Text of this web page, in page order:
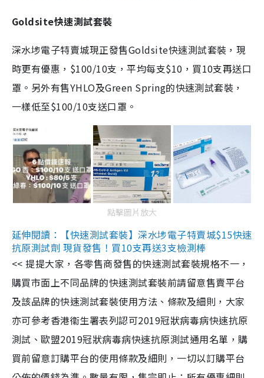
Goldsite快速測試套裝
深水埗電子特賣城現正發售Goldsite快速測試套裝，現
時更有優惠，$100/10支，平均每支$10，買10支再送口
罩。另外有售YHLO及Green Spring的快速測試套裝，
一樣低至$100/10支送口罩。
點擊圖片放大
延伸閱讀：【快速測試套裝】深水埗電子特賣城$15快速
抗原測試劑 現貨發售！買10支再送3支檢測棒
<< 提提大家，各零售商發售的快速測試套裝規格不一，
購買市面上不同品牌的快速測試套裝前請留意售賣平台
及該品牌的快速測試套裝使用方法、條款及細則，大家
亦可參考香港衞生署表列認可2019冠狀病毒病快速抗原
測試、歐盟2019冠狀病毒病快速抗原測試通用名單，購
買前留意訂購平台的使用條款及細則，一切以訂購平台